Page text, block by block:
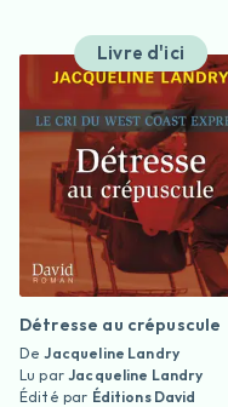
Livre d'ici
Détresse au crépuscule
DeJacqueline Landry
Lu parJacqueline Landry
Édité par Éditions David